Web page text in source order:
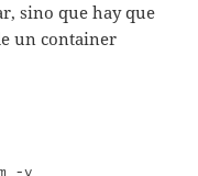
sino que hay que
un container
-v